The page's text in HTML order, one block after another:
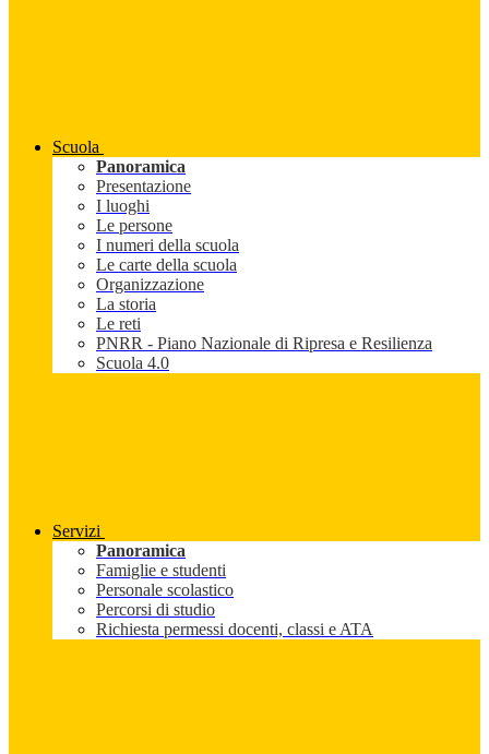
Scuola
Panoramica
Presentazione
I luoghi
Le persone
I numeri della scuola
Le carte della scuola
Organizzazione
La storia
Le reti
PNRR - Piano Nazionale di Ripresa e Resilienza
Scuola 4.0
Servizi
Panoramica
Famiglie e studenti
Personale scolastico
Percorsi di studio
Richiesta permessi docenti, classi e ATA